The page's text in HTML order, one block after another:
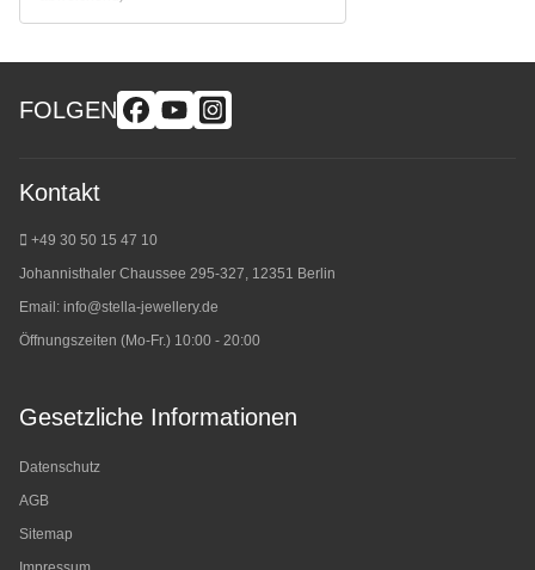
FOLGEN
Kontakt
+49 30 50 15 47 10
Johannisthaler Chaussee 295-327, 12351 Berlin
Email: info@stella-jewellery.de
Öffnungszeiten (Mo-Fr.) 10:00 - 20:00
Gesetzliche Informationen
Datenschutz
AGB
Sitemap